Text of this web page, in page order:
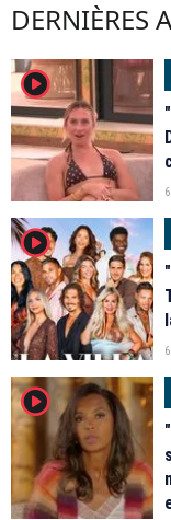
DERNIÈRES
player2
player2
player2